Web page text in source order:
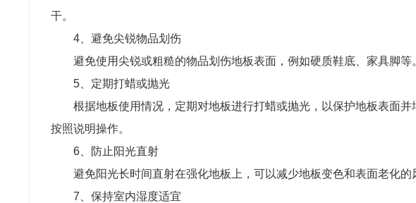
干。
4、避免尖锐物品划伤
避免使用尖锐或粗糙的物品划伤地板表面，例如硬质鞋底、家具脚
5、定期打蜡或抛光
根据地板使用情况，定期对地板进行打蜡或抛光，以保护地板表面
按照说明操作。
6、防止阳光直射
避免阳光长时间直射在强化地板上，可以减少地板变色和表面老化
7、保持室内湿度适宜